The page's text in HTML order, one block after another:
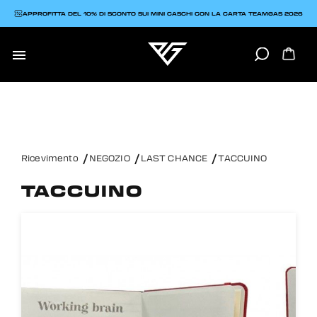

APPROFITTA DEL 10% DI SCONTO SUI MINI CASCHI CON LA CARTA TEAMGAS 2026
Ricevimento NEGOZIO LAST CHANCE TACCUINO
TACCUINO